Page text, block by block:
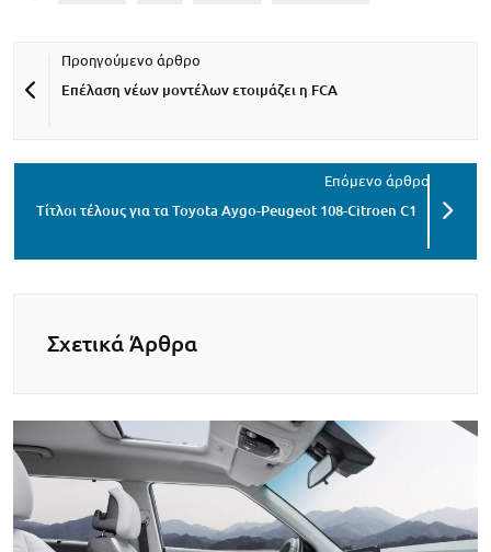
Επέλαση νέων μοντέλων ετοιμάζει η FCA
Tίτλοι τέλους για τα Toyota Aygo-Peugeot 108-Citroen C1
Σχετικά Άρθρα